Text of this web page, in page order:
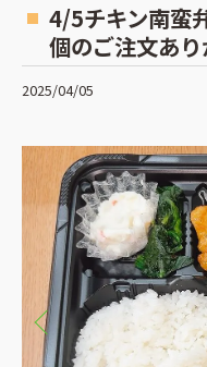
4/5チキン南蛮
個のご注文あ
2025/04/05